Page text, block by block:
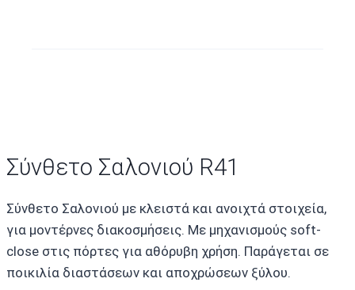
Σύνθετο Σαλονιού R41
Σύνθετο Σαλονιού με κλειστά και ανοιχτά στοιχεία,
για μοντέρνες διακοσμήσεις. Με μηχανισμούς soft-
close στις πόρτες για αθόρυβη χρήση. Παράγεται σε
ποικιλία διαστάσεων και αποχρώσεων ξύλου.